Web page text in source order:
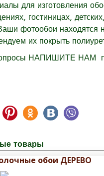
для изготовления
гостиницах,
фотообои находятся
их покрыть
НАПИШИТЕ НАМ
товары
обои ДЕРЕВО